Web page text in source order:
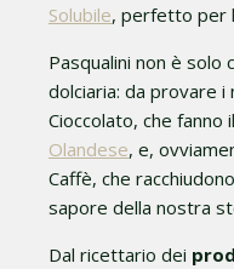
Solubile, perfetto per
Pasqualini non è solo
dolciaria: da provare
Cioccolato, che fanno
Olandese, e,
Caffè, che
sapore della nostra
Dal ricettario dei